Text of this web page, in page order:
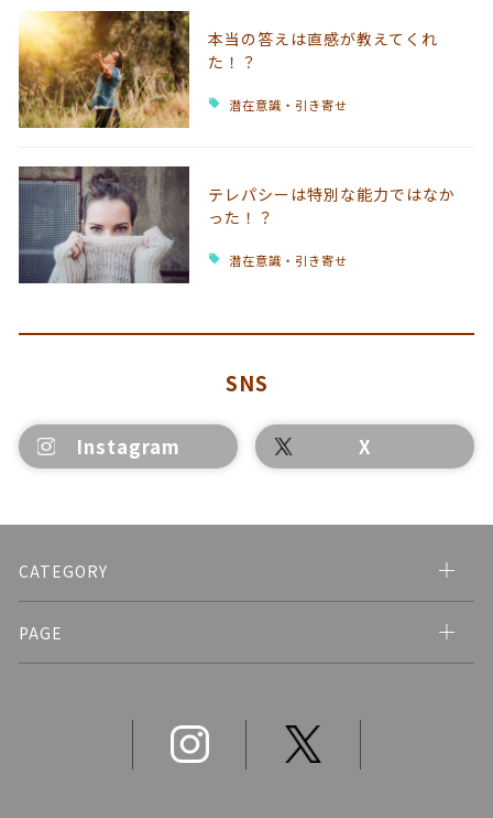
本当の答えは直感が教えてくれ
た！？
潜在意識・引き寄せ
テレパシーは特別な能力ではなか
った！？
潜在意識・引き寄せ
SNS
Instagram X
CATEGORY
PAGE